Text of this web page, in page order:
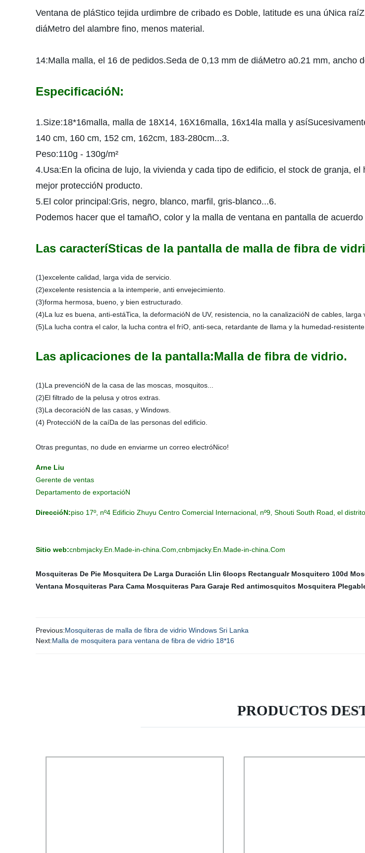
Ventana de pláStico tejida urdimbre de cribado es Doble, latitude es una úNica
diáMetro del alambre fino, menos material.
14:Malla malla, el 16 de pedidos.Seda de 0,13 mm de diáMetro a0.21 mm, ancho
EspecificacióN:
1.Size:18*16malla, malla de 18X14, 16X16malla, 16x14la malla y
140 cm, 160 cm, 152 cm, 162cm, 183-280cm...3.
Peso:110g - 130g/m²
4.Usa:En la oficina de lujo, la vivienda y cada tipo de edificio, el stock de granja,
mejor proteccióN producto.
5.El color principal:Gris, negro, blanco, marfil, gris-blanco...6.
Podemos hacer que el tamañO, color y la malla de ventana en pantalla de
Las caracteríSticas de la pantalla de malla de fibra de
(1)excelente calidad, larga vida de servicio.
(2)excelente resistencia a la intemperie, anti envejecimiento.
(3)forma hermosa, bueno, y bien estructurado.
(4)La luz es buena, anti-estáTica, la deformacióN de UV, resistencia, no la canalizacióN de cables, larga
(5)La lucha contra el calor, la lucha contra el fríO, anti-seca, retardante de llama y la humedad-resistente.
Las aplicaciones de la pantalla:Malla de fibra de vidrio.
(1)La prevencióN de la casa de las moscas, mosquitos...
(2)El filtrado de la pelusa y otros extras.
(3)La decoracióN de las casas, y Windows.
(4) ProteccióN de la caíDa de las personas del edificio.
Otras preguntas, no dude en enviarme un correo electróNico!
Arne Liu
Gerente de ventas
Departamento de exportacióN
DireccióN:piso 17º, nº4 Edificio Zhuyu Centro Comercial Internacional, nº9, Shouti South Road, el
Sitio web:cnbmjacky.En.Made-in-china.Com,cnbmjacky.En.Made-in-china.Com
Mosquiteras De Pie Mosquitera De Larga Duración Llin 6loops Rectangualr Mosquitero 100d
Ventana Mosquiteras Para Cama Mosquiteras Para Garaje Red antimosquitos Mosquitera
Previous:Mosquiteras de malla de fibra de vidrio Windows Sri Lanka
Next:Malla de mosquitera para ventana de fibra de vidrio 18*16
PRODUCTOS